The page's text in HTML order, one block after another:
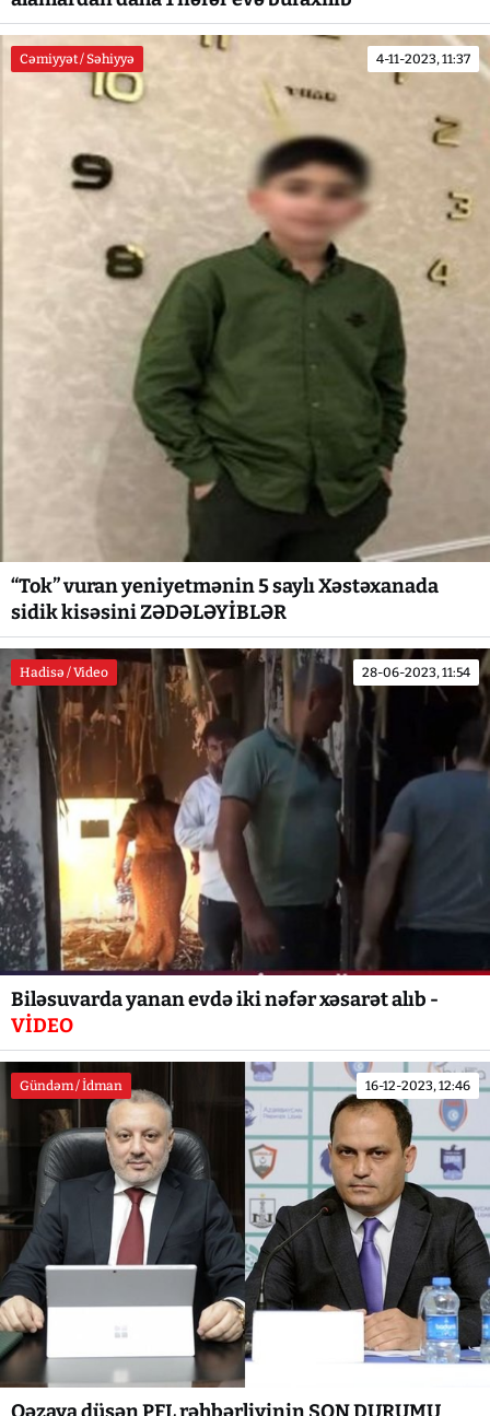
Cəmiyyət / Səhiyyə 4-11-2023, 11:37
“Tok” vuran yeniyetmənin 5 saylı Xəstəxanada
sidik kisəsini ZƏDƏLƏYİBLƏR
Hadisə / Video 28-06-2023, 11:54
Biləsuvarda yanan evdə iki nəfər xəsarət alıb -
VİDEO
Gündəm / İdman 16-12-2023, 12:46